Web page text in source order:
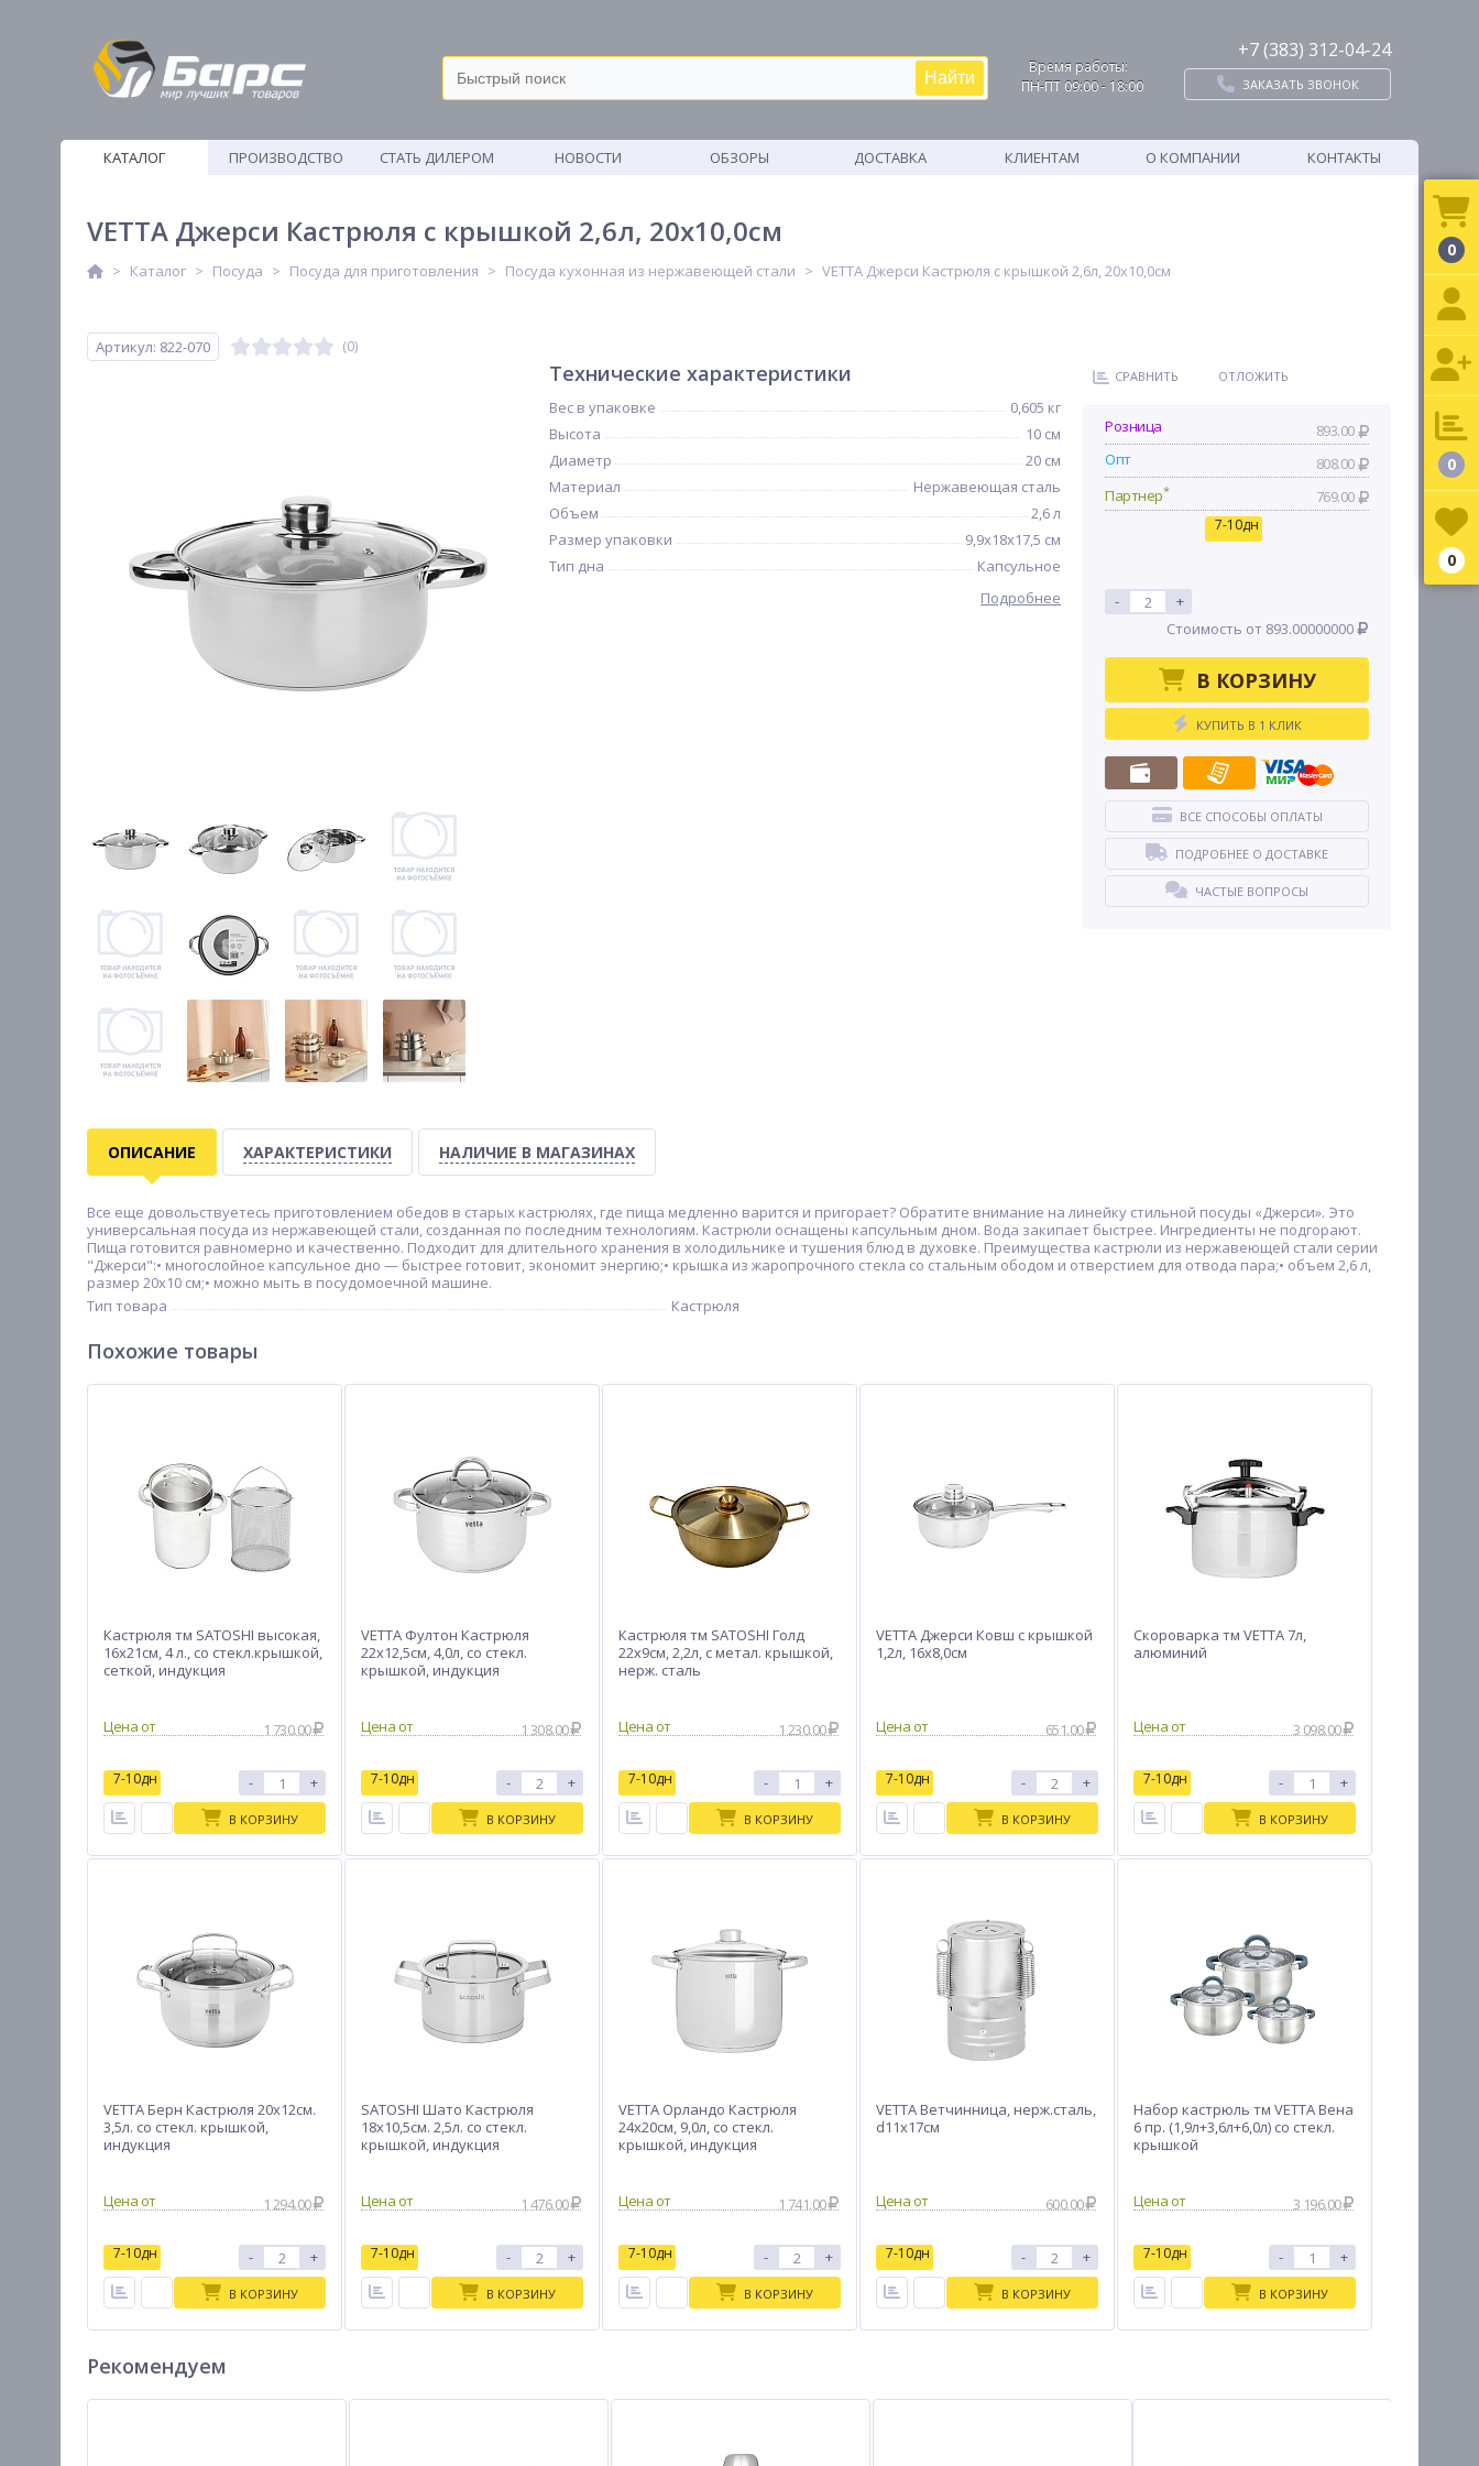
Найти
Время работы:
ПН-ПТ 09:00 - 18:00
+7 (383) 312-04-24
ЗАКАЗАТЬ ЗВОНОК
КАТАЛОГ
ПРОИЗВОДСТВО
СТАТЬ ДИЛЕРОМ НОВОСТИ ОБЗОРЫ ДОСТАВКА КЛИЕНТАМ О КОМПАНИИ КОНТАКТЫ
VETTA Джерси Кастрюля с крышкой 2,6л, 20х10,0см
Каталог Посуда Посуда для приготовления Посуда кухонная из нержавеющей стали VETTA Джерси Кастрюля с крышкой 2,6л, 20х10,0см
Артикул: 822-070 (0)
Технические характеристики
Вес в упаковке
0,605 кг
Высота
10 см
Диаметр
20 см
Материал
Нержавеющая сталь
Объем
2,6 л
Размер упаковки
9,9х18х17,5 см
Тип дна
Капсульное
Подробнее
СРАВНИТЬ ОТЛОЖИТЬ
Розница
893.00
Опт
808.00
Партнер* 769.00
7-10дн
-
+
Стоимость от 893.00000000
В КОРЗИНУ
КУПИТЬ В 1 КЛИК
ВСЕ СПОСОБЫ ОПЛАТЫ
ПОДРОБНЕЕ О ДОСТАВКЕ
ЧАСТЫЕ ВОПРОСЫ
ОПИСАНИЕ ХАРАКТЕРИСТИКИ НАЛИЧИЕ В МАГАЗИНАХ
Все еще довольствуетесь приготовлением обедов в старых кастрюлях, где пища медленно варится и пригорает? Обратите внимание на линейку стильной посуды «Джерси». Это
универсальная посуда из нержавеющей стали, созданная по последним технологиям. Кастрюли оснащены капсульным дном. Вода закипает быстрее. Ингредиенты не подгорают.
Пища готовится равномерно и качественно. Подходит для длительного хранения в холодильнике и тушения блюд в духовке. Преимущества кастрюли из нержавеющей стали серии
"Джерси":• многослойное капсульное дно — быстрее готовит, экономит энергию;• крышка из жаропрочного стекла со стальным ободом и отверстием для отвода пара;• объем 2,6 л,
размер 20х10 см;• можно мыть в посудомоечной машине.
Тип товара
Кастрюля
Похожие товары
Кастрюля тм SATOSHI высокая,
16х21см, 4 л., со стекл.крышкой,
сеткой, индукция
Цена от 1 730.00
7-10дн - +
В КОРЗИНУ
VETTA Фултон Кастрюля
22х12,5см, 4,0л, со стекл.
крышкой, индукция
Цена от 1 308.00
7-10дн - +
В КОРЗИНУ
Кастрюля тм SATOSHI Голд
22х9см, 2,2л, с метал. крышкой,
нерж. сталь
Цена от 1 230.00
7-10дн - +
В КОРЗИНУ
VETTA Джерси Ковш с крышкой
1,2л, 16х8,0см
Цена от 651.00
7-10дн - +
В КОРЗИНУ
Скороварка тм VETTA 7л,
алюминий
Цена от 3 098.00
7-10дн - +
В КОРЗИНУ
VETTA Берн Кастрюля 20х12см.
3,5л. со стекл. крышкой,
индукция
Цена от 1 294.00
7-10дн - +
В КОРЗИНУ
SATOSHI Шато Кастрюля
18х10,5см. 2,5л. со стекл.
крышкой, индукция
Цена от 1 476.00
7-10дн - +
В КОРЗИНУ
VETTA Орландо Кастрюля
24х20см, 9,0л, со стекл.
крышкой, индукция
Цена от 1 741.00
7-10дн - +
В КОРЗИНУ
VETTA Ветчинница, нерж.сталь,
d11x17см
Цена от 600.00
7-10дн - +
В КОРЗИНУ
Набор кастрюль тм VETTA Вена
6 пр. (1,9л+3,6л+6,0л) со стекл.
крышкой
Цена от 3 196.00
7-10дн - +
В КОРЗИНУ
Рекомендуем
0
0
0